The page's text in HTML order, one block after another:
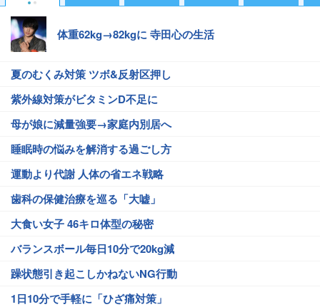
体重62kg→82kgに 寺田心の生活
夏のむくみ対策 ツボ&反射区押し
紫外線対策がビタミンD不足に
母が娘に減量強要→家庭内別居へ
睡眠時の悩みを解消する過ごし方
運動より代謝 人体の省エネ戦略
歯科の保健治療を巡る「大嘘」
大食い女子 46キロ体型の秘密
バランスボール毎日10分で20kg減
躁状態引き起こしかねないNG行動
1日10分で手軽に「ひざ痛対策」